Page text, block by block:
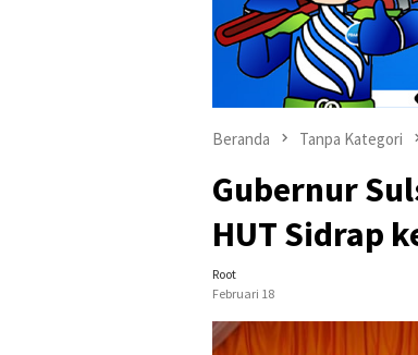
Beranda Tanpa Kategori
Gubernur
HUT Sidrap
Root
Februari 18